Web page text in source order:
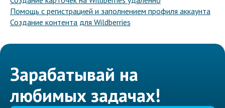
Помощь с регистрацией и заполнением профиля аккаунта
Создание контента для Wildberries
Зарабатывай на
любимых задачах!